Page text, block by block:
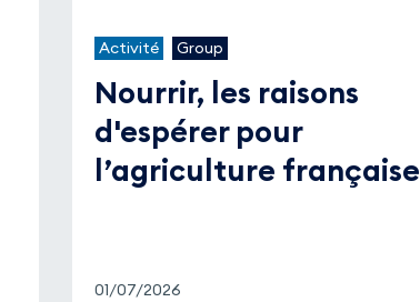
Activité Group
Nourrir, les raisons
d'espérer pour
l’agriculture française
01/07/2026